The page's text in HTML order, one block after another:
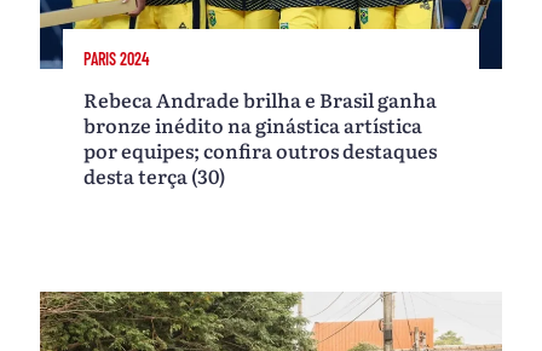
PARIS 2024
Rebeca Andrade brilha e Brasil ganha
bronze inédito na ginástica artística
por equipes; confira outros destaques
desta terça (30)